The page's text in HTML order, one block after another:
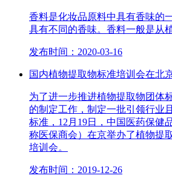
香料是化妆品原料中具有香味的
具有不同的香味。香料一般是从
发布时间：2020-03-16
国内植物提取物标准培训会在北
为了进一步推进植物提取物团体
的制定工作，制定一批引领行业
标准，12月19日，中国医药保健
称医保商会）在京举办了植物提
培训会。
发布时间：2019-12-26